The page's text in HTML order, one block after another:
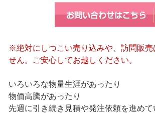
※絶対にしつこい売り込みや、訪問販売
せん。ご安心してお越しください。
いろいろな物量生涯があったり
物価高騰があったり
先週に引き続き見積や発注依頼を進めて